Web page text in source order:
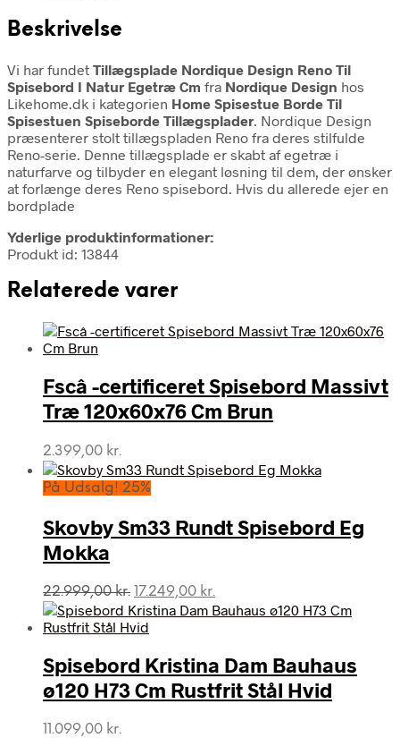
Beskrivelse
Vi har fundet Tillægsplade Nordique Design Reno Til
Spisebord I Natur Egetræ Cm fra Nordique Design hos
Likehome.dk i kategorien Home Spisestue Borde Til
Spisestuen Spiseborde Tillægsplader. Nordique Design
præsenterer stolt tillægspladen Reno fra deres stilfulde
Reno-serie. Denne tillægsplade er skabt af egetræ i
naturfarve og tilbyder en elegant løsning til dem, der ønsker
at forlænge deres Reno spisebord. Hvis du allerede ejer en
bordplade
Yderlige produktinformationer:
Produkt id: 13844
Relaterede varer
Fscâ -certificeret Spisebord Massivt
Træ 120x60x76 Cm Brun
2.399,00 kr.
På Udsalg! 25%
Skovby Sm33 Rundt Spisebord Eg
Mokka
22.999,00kr. Den
oprindelige
pris
22.999,00 kr..
17.249,00 kr.
aktuelle
17.249,00 kr..
Spisebord Kristina Dam Bauhaus
ø120 H73 Cm Rustfrit Stål Hvid
11.099,00 kr.